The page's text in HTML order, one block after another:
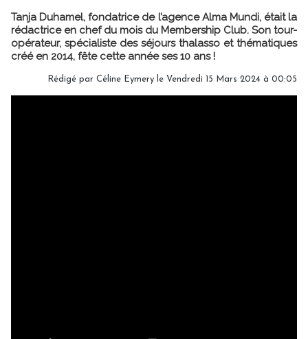
Tanja Duhamel, fondatrice de l’agence Alma Mundi, était la
rédactrice en chef du mois du Membership Club. Son tour-
opérateur, spécialiste des séjours thalasso et thématiques
créé en 2014, fête cette année ses 10 ans !
Rédigé par Céline Eymery le Vendredi 15 Mars 2024 à 00:05